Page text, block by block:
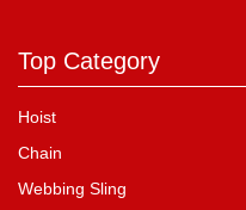
Top Category
Hoist
Chain
Webbing Sling